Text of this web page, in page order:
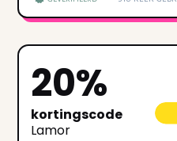
20%
kortingscode
Lamor